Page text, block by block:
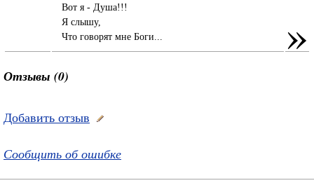
Вот я - Душа!!!
Я слышу,
Что говорят мне Боги...
»
Отзывы (0)
Добавить отзыв
Сообщить об ошибке